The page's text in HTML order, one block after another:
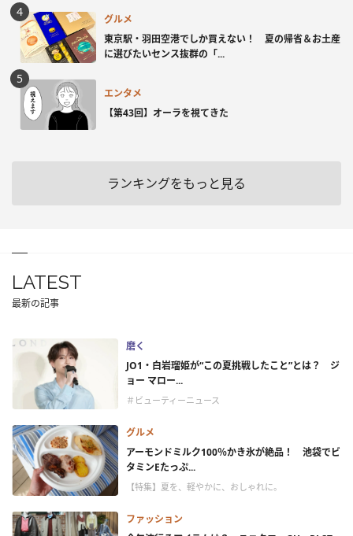
グルメ
東京駅・羽田空港でしか買えない！ 夏の帰省＆お土産
に選びたいセンス抜群の「...
エンタメ
【第43回】オーラを視てきた
ランキングをもっと見る
LATEST
最新の記事
磨く
JO1・白岩瑠姫が“この夏挑戦したこと”とは？ ジ
ョー マロー...
＃ビューティーニュース
グルメ
アーモンドミルク100％かき氷が絶品！ 池袋でビ
タミンEたっぷ...
【特集】夏を、軽やかに、おしゃれに。
ファッション